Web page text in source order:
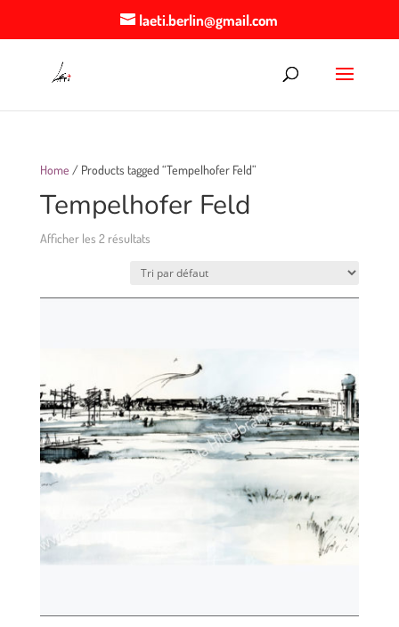
laeti.berlin@gmail.com
Home / Products tagged “Tempelhofer Feld”
Tempelhofer Feld
Afficher les 2 résultats